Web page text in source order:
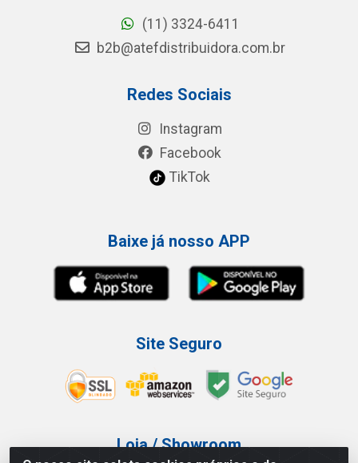
(11) 3324-6411
b2b@atefdistribuidora.com.br
Redes Sociais
Instagram
Facebook
TikTok
Baixe já nosso APP
Site Seguro
Loja / Showroom